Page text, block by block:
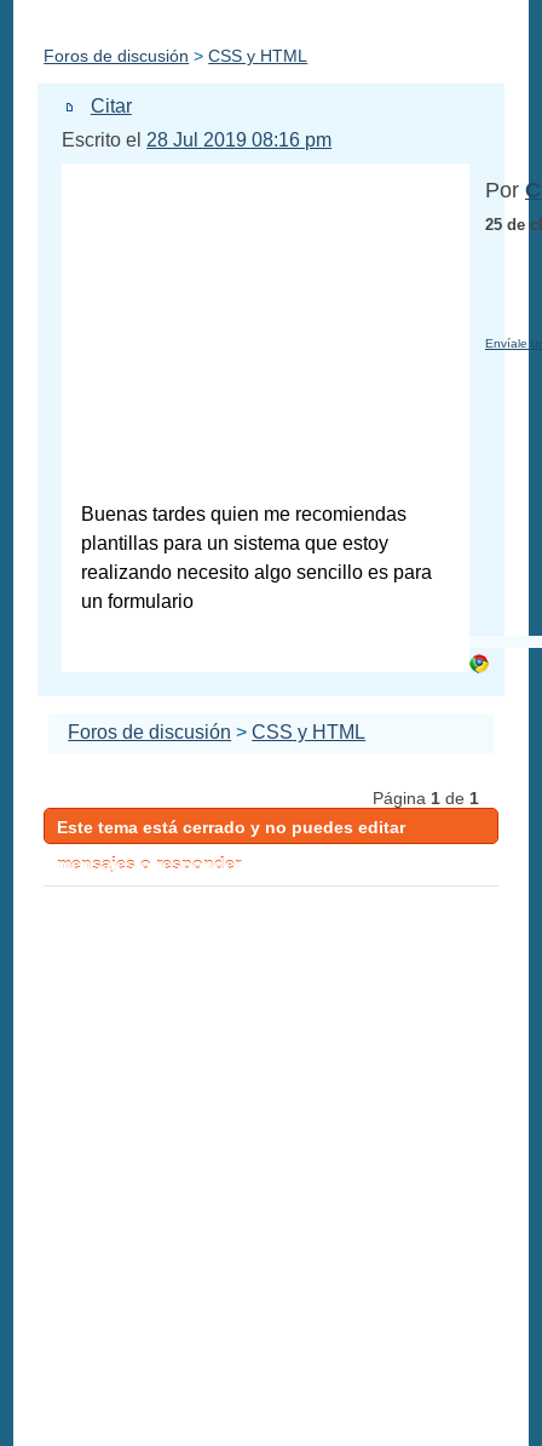
Foros de discusión >CSS y HTML
Citar
Escrito el 28 Jul 2019 08:16 pm
Buenas tardes quien me recomiendas
plantillas para un sistema que estoy
realizando necesito algo sencillo es para
un formulario
Por
25 de
Envíale
Foros de discusión >CSS y HTML
Página 1de 1
Este tema está cerrado y no puedes editar
mensajes o responder